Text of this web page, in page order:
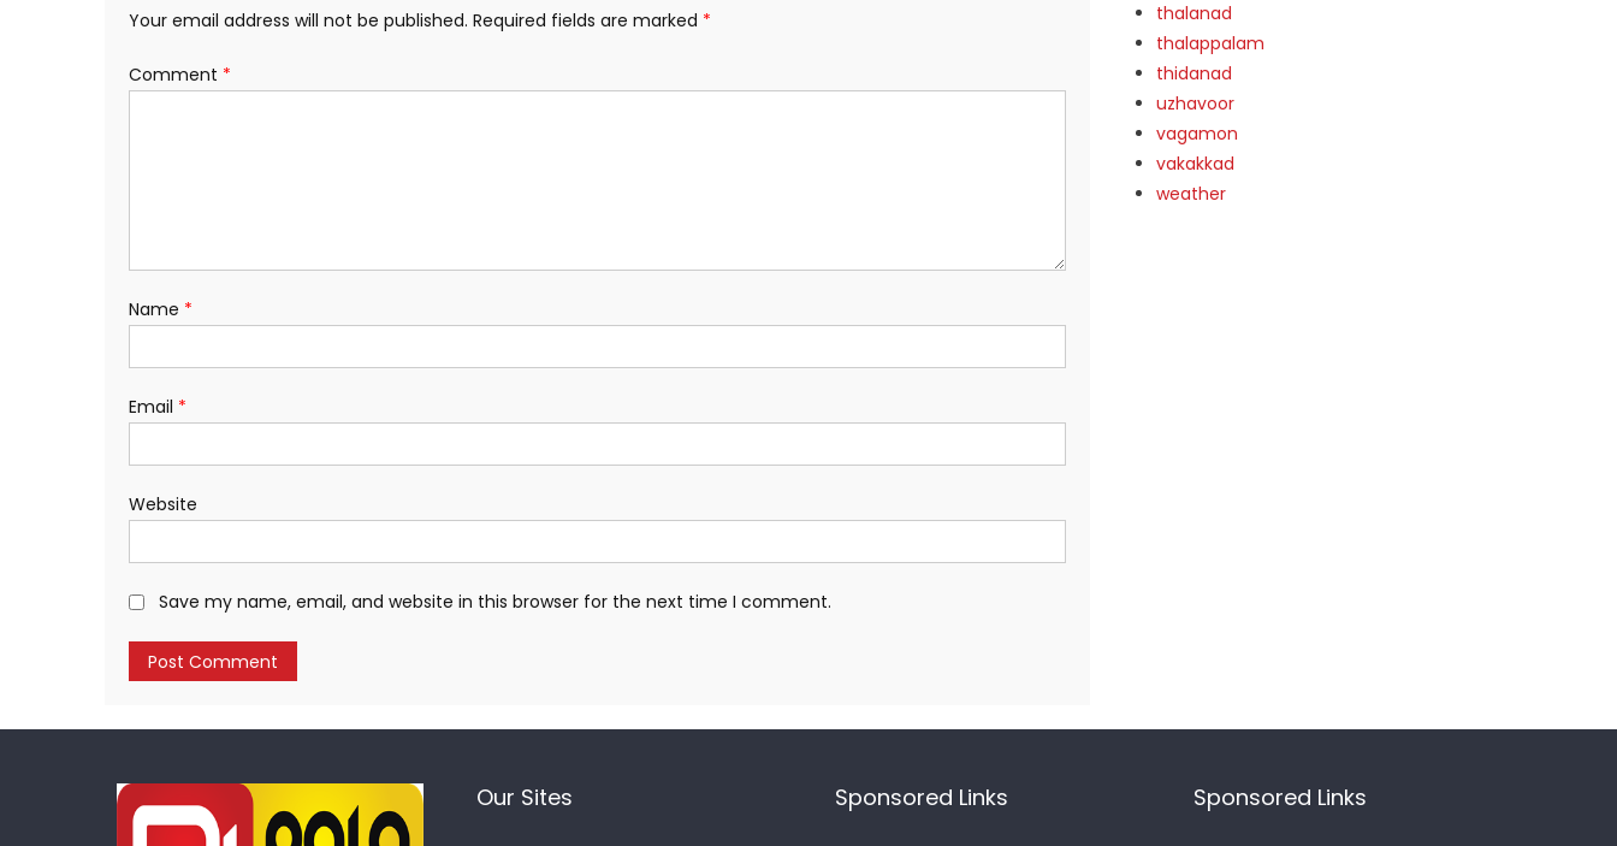
Your email address will not be published. Required fields are marked *
Comment *
Name *
Email *
Website
Save my name, email, and website in this browser for the next time I comment.
thalanad
thalappalam
thidanad
uzhavoor
vagamon
vakakkad
weather
Our Sites Sponsored Links Sponsored Links